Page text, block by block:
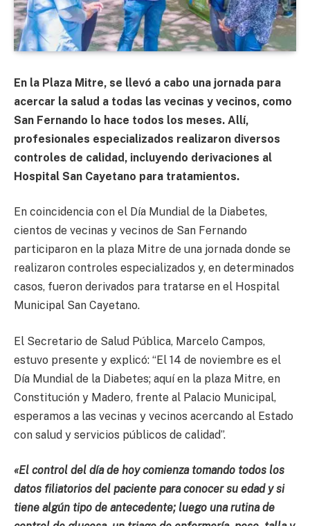
En la Plaza Mitre, se llevó a cabo una jornada para
acercar la salud a todas las vecinas y vecinos, como
San Fernando lo hace todos los meses. Allí,
profesionales especializados realizaron diversos
controles de calidad, incluyendo derivaciones al
Hospital San Cayetano para tratamientos.
En coincidencia con el Día Mundial de la Diabetes,
cientos de vecinas y vecinos de San Fernando
participaron en la plaza Mitre de una jornada donde se
realizaron controles especializados y, en determinados
casos, fueron derivados para tratarse en el Hospital
Municipal San Cayetano.
El Secretario de Salud Pública, Marcelo Campos,
estuvo presente y explicó: “El 14 de noviembre es el
Día Mundial de la Diabetes; aquí en la plaza Mitre, en
Constitución y Madero, frente al Palacio Municipal,
esperamos a las vecinas y vecinos acercando al Estado
con salud y servicios públicos de calidad”.
«El control del día de hoy comienza tomando todos los
datos filiatorios del paciente para conocer su edad y si
tiene algún tipo de antecedente; luego una rutina de